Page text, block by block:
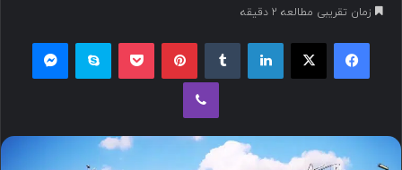
ا
ل
زمان تقریبی مطالعه 2 دقیقه
فیسبوک ایکس لینکداین پینتریست پاکت اسکایپ
وایبر